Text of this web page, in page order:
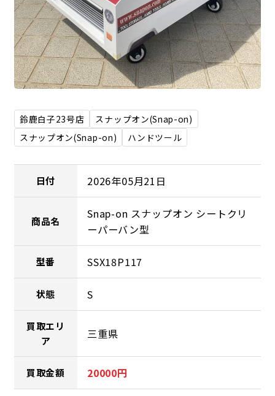
鈴鹿白子23号店
スナップオン(Snap-on)
スナップオン(Snap-on)
ハンドツール
日付 2026年05月21日
商品名
Snap-on スナップオン シートクリ
ーパーバン型
型番 SSX18P117
状態 S
買取エリ
ア
三重県
買取金額 20000円